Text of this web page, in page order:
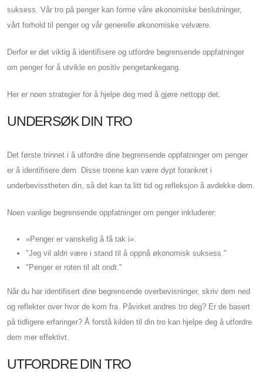
suksess. Vår tro på penger kan forme våre økonomiske beslutninger,
vårt forhold til penger og vår generelle økonomiske velvære.
Derfor er det viktig å identifisere og utfordre begrensende oppfatninger
om penger for å utvikle en positiv pengetankegang.
Her er noen strategier for å hjelpe deg med å gjøre nettopp det.
UNDERSØK DIN TRO
Det første trinnet i å utfordre dine begrensende oppfatninger om penger
er å identifisere dem. Disse troene kan være dypt forankret i
underbevisstheten din, så det kan ta litt tid og refleksjon å avdekke dem.
Noen vanlige begrensende oppfatninger om penger inkluderer:
«Penger er vanskelig å få tak i».
"Jeg vil aldri være i stand til å oppnå økonomisk suksess."
"Penger er roten til alt ondt."
Når du har identifisert dine begrensende overbevisninger, skriv dem ned
og reflekter over hvor de kom fra. Påvirket andres tro deg? Er de basert
på tidligere erfaringer? Å forstå kilden til din tro kan hjelpe deg å utfordre
dem mer effektivt.
UTFORDRE DIN TRO